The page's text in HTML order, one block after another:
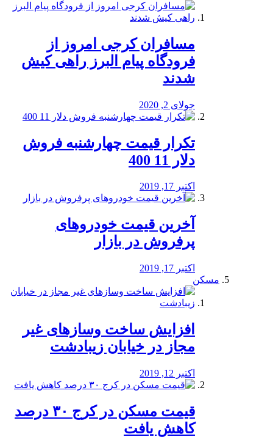
مسافران کرجی امروز از
فرودگاه پیام البرز راهی کیش
شدند
جولای 2, 2020
تکرار قیمت چهارشنبه فروش
دلار 11 400
اکتبر 17, 2019
آخرین قیمت خودرو‌های
پرفروش در بازار
اکتبر 17, 2019
مسکن
افزایش ساخت وسازهای غیر
مجاز در خیابان زیبادشت
اکتبر 12, 2019
️قیمت مسکن در کرج ۳۰ درصد
کاهش یافت